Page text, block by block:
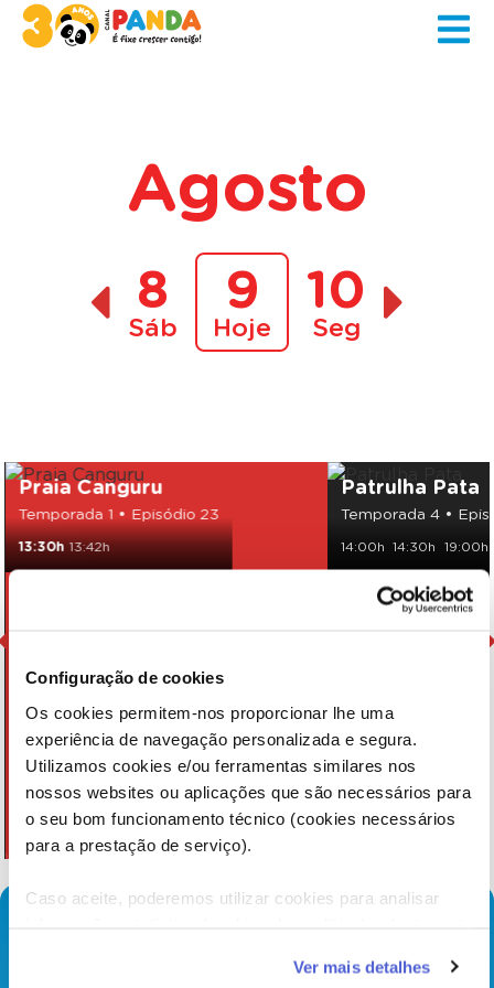
Configuração de cookies
Os cookies permitem-nos proporcionar lhe uma
experiência de navegação personalizada e segura.
Utilizamos cookies e/ou ferramentas similares nos
nossos websites ou aplicações que são necessários para
o seu bom funcionamento técnico (cookies necessários
para a prestação de serviço).
Caso aceite, poderemos utilizar cookies para analisar
funcionalidades (cookies de personalização e
Ver mais detalhes
Agosto
8
Sáb
9
Hoje
10
Seg
Praia Canguru
Temporada 1 • Episódio 23
13:30h 13:42h
Patrulha Pata
Temporada 4 •
14:00h 14:30h 19:00h